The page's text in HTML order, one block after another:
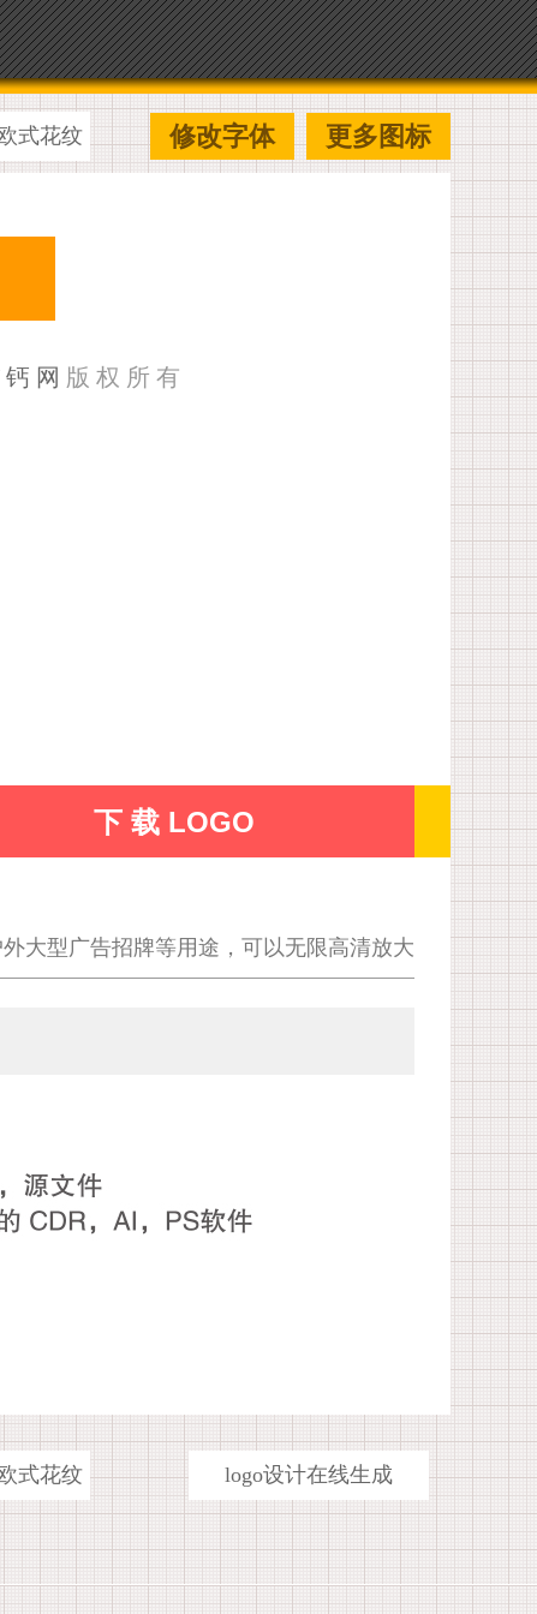
欧式花纹 更多图标
修改字体
网 版权所有
下 载 LOGO
大型广告招牌等用途，可以无限高清放大
欧式花纹 logo设计在线生成